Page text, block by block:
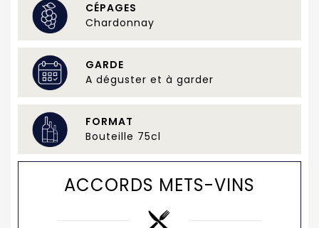
CÉPAGES
Chardonnay
GARDE
A déguster et à garder
FORMAT
Bouteille 75cl
ACCORDS METS-VINS